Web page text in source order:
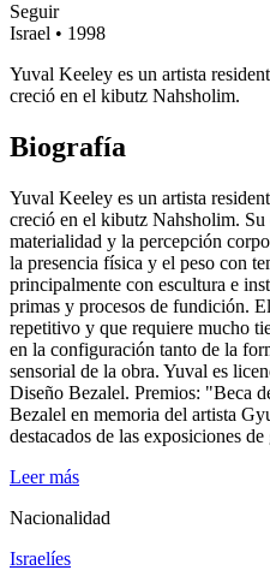
Seguir
Israel • 1998
Yuval Keeley es un artista
creció en el kibutz Nahsholim.
Biografía
Yuval Keeley es un artista
creció en el kibutz Nahsholim. Su
materialidad y la percepción
la presencia física y el peso con
principalmente con escultura e
primas y procesos de fundición.
repetitivo y que requiere mucho
en la configuración tanto de la
sensorial de la obra. Yuval es
Diseño Bezalel. Premios: "Beca
Bezalel en memoria del artista
destacados de las exposiciones
Leer más
Nacionalidad
Israelíes